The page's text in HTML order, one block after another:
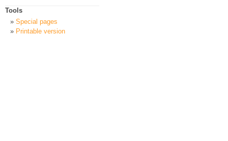
Tools
Special pages
Printable version